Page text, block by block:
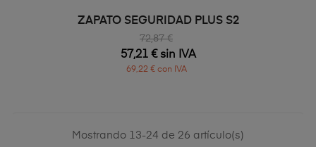
ZAPATO SEGURIDAD PLUS S2
72,87 €
57,21 € sin IVA
69,22 € con IVA
Mostrando 13-24 de 26 artículo(s)